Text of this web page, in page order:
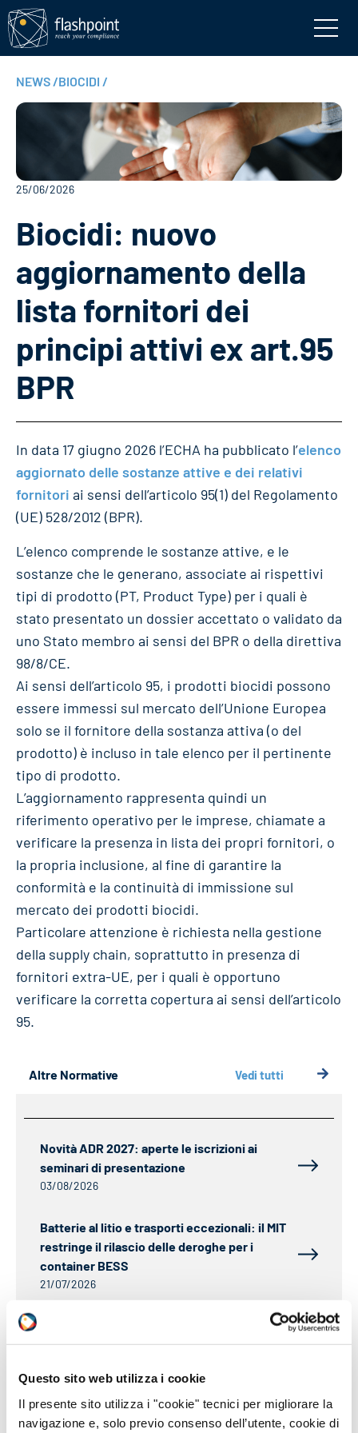
Questo sito web utilizza i cookie
Il presente sito utilizza i "cookie" tecnici per migliorare la
navigazione e, solo previo consenso dell’utente, cookie di
NEWS /BIOCIDI /
25/06/2026
Biocidi: nuovo
aggiornamento della
lista fornitori dei
principi attivi ex art.95
BPR
In data 17 giugno 2026 l’ECHA ha pubblicato l’elenco
aggiornato delle sostanze attive e dei relativi
fornitori ai sensi dell’articolo 95(1) del Regolamento
(UE) 528/2012 (BPR).
L’elenco comprende le sostanze attive, e le
sostanze che le generano, associate ai rispettivi
tipi di prodotto (PT, Product Type) per i quali è
stato presentato un dossier accettato o validato da
uno Stato membro ai sensi del BPR o della direttiva
98/8/CE.
Ai sensi dell’articolo 95, i prodotti biocidi possono
essere immessi sul mercato dell’Unione Europea
solo se il fornitore della sostanza attiva (o del
prodotto) è incluso in tale elenco per il pertinente
tipo di prodotto.
L’aggiornamento rappresenta quindi un
riferimento operativo per le imprese, chiamate a
verificare la presenza in lista dei propri fornitori, o
la propria inclusione, al fine di garantire la
conformità e la continuità di immissione sul
mercato dei prodotti biocidi.
Particolare attenzione è richiesta nella gestione
della supply chain, soprattutto in presenza di
fornitori extra-UE, per i quali è opportuno
verificare la corretta copertura ai sensi dell’articolo
95.
Altre Normative Vedi tutti
Novità ADR 2027: aperte le iscrizioni ai
seminari di presentazione
03/08/2026
Batterie al litio e trasporti eccezionali: il MIT
restringe il rilascio delle deroghe per i
container BESS
21/07/2026
Aggiornata la roadmap REACH sulle future
restrizioni chimiche
CLP: dal 1° luglio 2026 ECHA pubblicherà i
nomi dei notificanti